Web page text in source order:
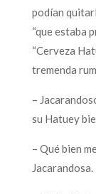
podían
“que estaba
“Cerveza
tremenda
–
su Hatuey
– Qué bien
Jacarandosa.